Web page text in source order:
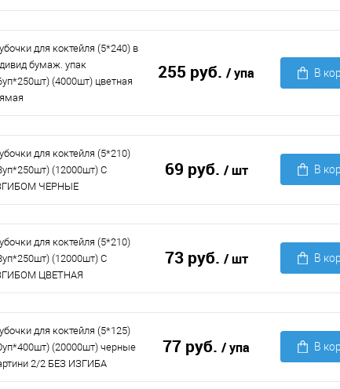
для коктейля (5*240) в
бумаж. упак
(4000шт) цветная
255 руб. / упа В
для коктейля (5*210)
(12000шт) С
ЧЕРНЫЕ
69 руб. / шт В
для коктейля (5*210)
(12000шт) С
ЦВЕТНАЯ
73 руб. / шт В
для коктейля (5*125)
(20000шт) черные
2/2 БЕЗ ИЗГИБА
77 руб. / упа В